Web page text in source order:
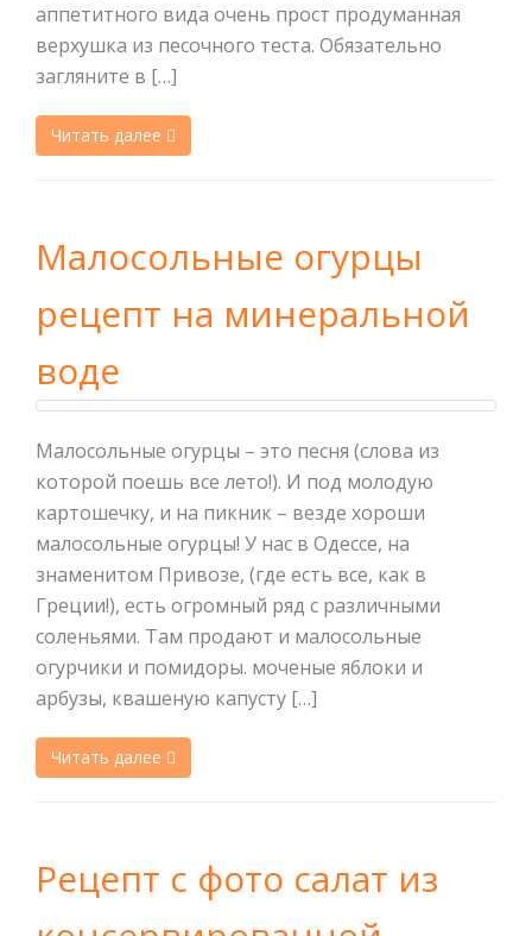
аппетитного вида очень прост продуманная
верхушка из песочного теста. Обязательно
загляните в […]
Читать далее
Малосольные огурцы
рецепт на минеральной
воде
Малосольные огурцы – это песня (слова из
которой поешь все лето!). И под молодую
картошечку, и на пикник – везде хороши
малосольные огурцы! У нас в Одессе, на
знаменитом Привозе, (где есть все, как в
Греции!), есть огромный ряд с различными
соленьями. Там продают и малосольные
огурчики и помидоры. моченые яблоки и
арбузы, квашеную капусту […]
Читать далее
Рецепт с фото салат из